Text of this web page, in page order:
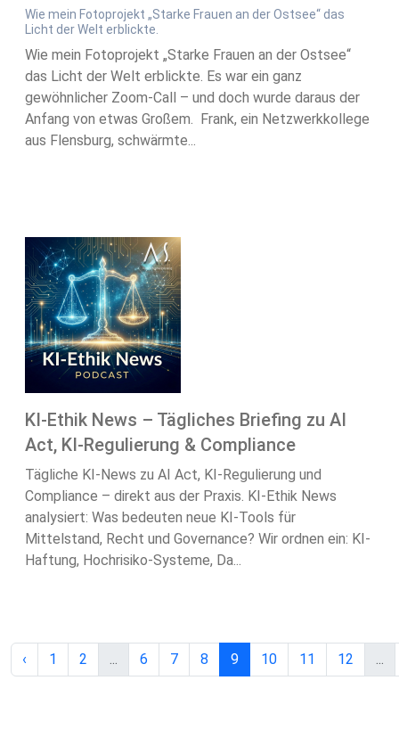
Wie mein Fotoprojekt „Starke Frauen an der Ostsee“ das
Licht der Welt erblickte.
Wie mein Fotoprojekt „Starke Frauen an der Ostsee“
das Licht der Welt erblickte. Es war ein ganz
gewöhnlicher Zoom-Call – und doch wurde daraus der
Anfang von etwas Großem. Frank, ein Netzwerkkollege
aus Flensburg, schwärmte...
KI-Ethik News – Tägliches Briefing zu AI
Act, KI-Regulierung & Compliance
Tägliche KI-News zu AI Act, KI-Regulierung und
Compliance – direkt aus der Praxis. KI-Ethik News
analysiert: Was bedeuten neue KI-Tools für
Mittelstand, Recht und Governance? Wir ordnen ein: KI-
Haftung, Hochrisiko-Systeme, Da...
‹ 1 2 ... 6 7 8 9 10 11 12 ...